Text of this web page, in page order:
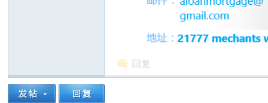
回复